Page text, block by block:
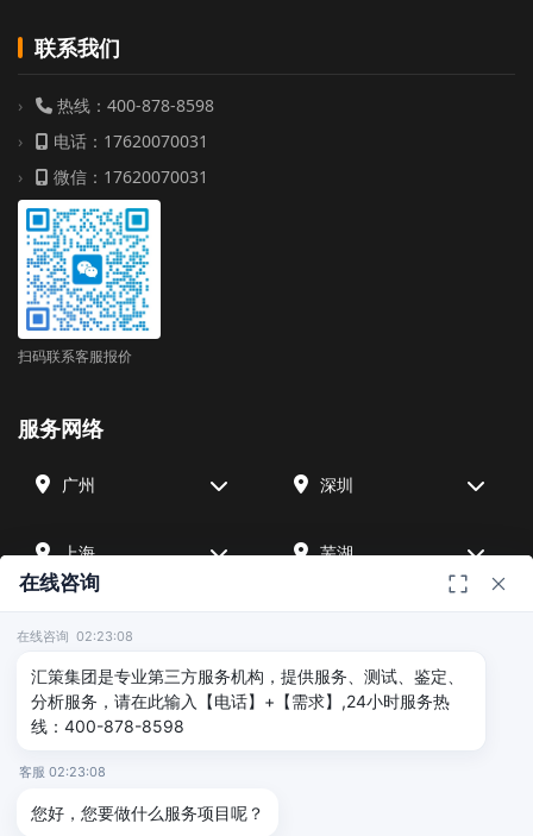
联系我们
热线：400-878-8598
电话：17620070031
微信：17620070031
扫码联系客服报价
服务网络
广州 深圳
上海 芜湖
北京 武汉
友情链接
汇策可靠性检测 深圳晟安检测
在线咨询
在线咨询 02:23:08
汇策集团是专业第三方服务机构，提供服务、测试、鉴定、
分析服务，请在此输入【电话】+【需求】,24小时服务热
线：400-878-8598
客服 02:23:08
您好，您要做什么服务项目呢？